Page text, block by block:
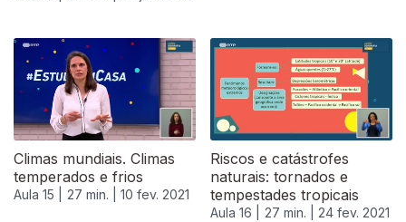
Climas mundiais. Climas
temperados e frios
Aula 15 | 27 min. | 10 fev. 2021
Riscos e catástrofes
naturais: tornados e
tempestades tropicais
Aula 16 | 27 min. | 24 fev. 2021